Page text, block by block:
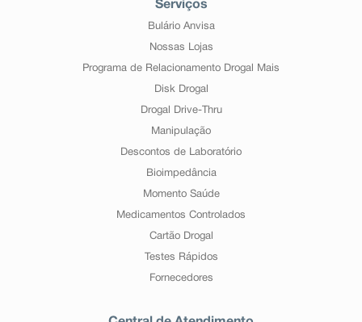
Serviços
Bulário Anvisa
Nossas Lojas
Programa de Relacionamento Drogal Mais
Disk Drogal
Drogal Drive-Thru
Manipulação
Descontos de Laboratório
Bioimpedância
Momento Saúde
Medicamentos Controlados
Cartão Drogal
Testes Rápidos
Fornecedores